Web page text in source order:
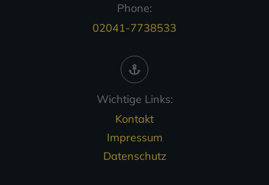
Phone:
02041-7738533
Wichtige Links:
Kontakt
Impressum
Datenschutz